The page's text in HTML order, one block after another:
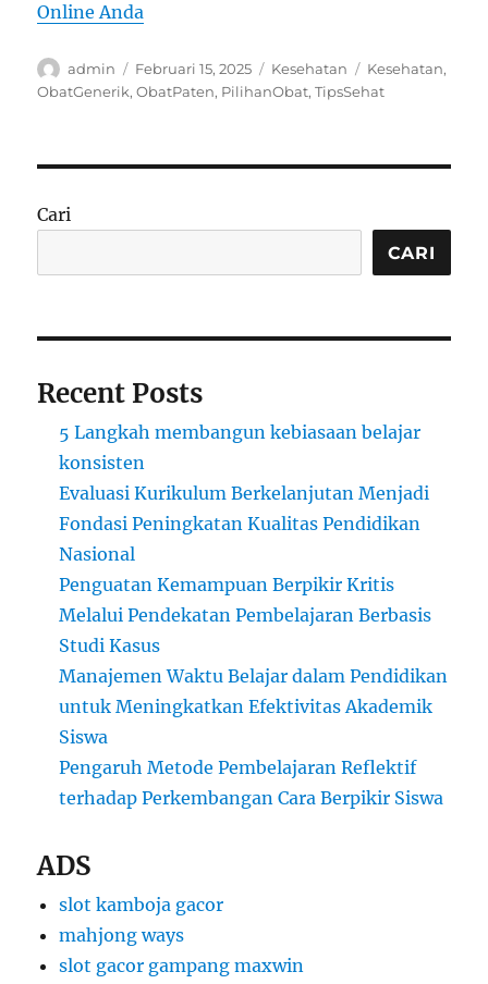
Online Anda
Author
admin
Posted
on
Februari 15, 2025 Categories
Kesehatan Tags
Kesehatan,
ObatGenerik,ObatPaten, PilihanObat,TipsSehat
Cari
CARI
Recent Posts
5 Langkah membangun kebiasaan belajar
konsisten
Evaluasi Kurikulum Berkelanjutan Menjadi
Fondasi Peningkatan Kualitas Pendidikan
Nasional
Penguatan Kemampuan Berpikir Kritis
Melalui Pendekatan Pembelajaran Berbasis
Studi Kasus
Manajemen Waktu Belajar dalam Pendidikan
untuk Meningkatkan Efektivitas Akademik
Siswa
Pengaruh Metode Pembelajaran Reflektif
terhadap Perkembangan Cara Berpikir Siswa
ADS
slot kamboja gacor
mahjong ways
slot gacor gampang maxwin